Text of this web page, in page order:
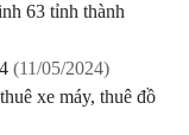
63 tỉnh thành
(11/05/2024)
xe máy, thuê đồ